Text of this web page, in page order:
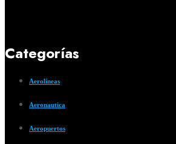
Categorías
Aerolíneas
Aeronautica
Aeropuertos